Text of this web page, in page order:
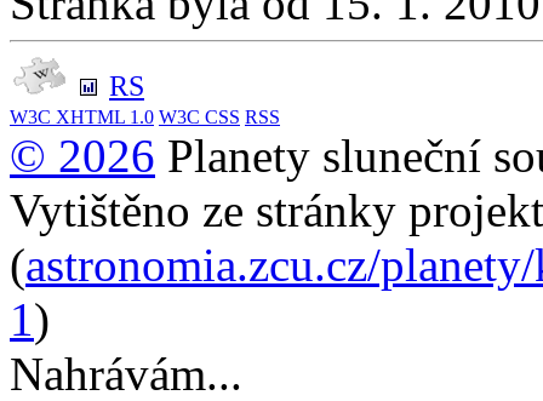
RS
W3C XHTML 1.0 W3C CSS RSS
© 2026 Planety sluneční
Vytištěno ze stránky
(astronomia.zcu.cz/
1 )
Nahrávám...